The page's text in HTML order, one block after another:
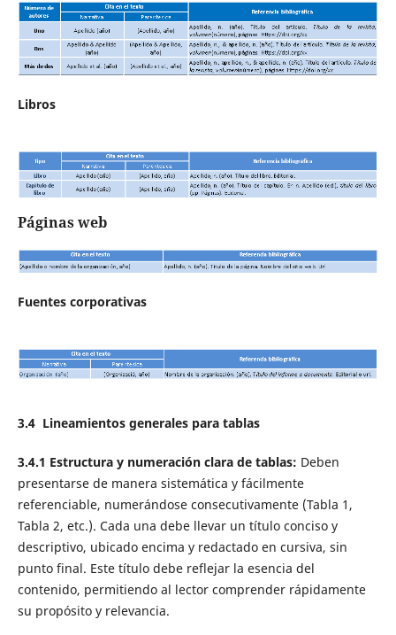
Libros
Páginas web
Fuentes corporativas
3.4 Lineamientos generales para tablas
3.4.1 Estructura y numeración clara de tablas: Deben
presentarse de manera sistemática y fácilmente
referenciable, numerándose consecutivamente (Tabla 1,
Tabla 2, etc.). Cada una debe llevar un título conciso y
descriptivo, ubicado encima y redactado en cursiva, sin
punto final. Este título debe reflejar la esencia del
contenido, permitiendo al lector comprender rápidamente
su propósito y relevancia.